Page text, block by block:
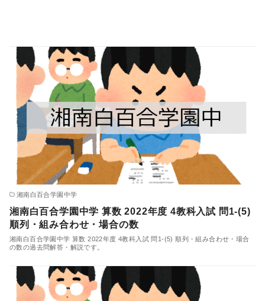
湘南白百合学園中学
湘南白百合学園中学 算数 2022年度 4教科入試 問1-(5)
順列・組み合わせ・場合の数
湘南白百合学園中学 算数 2022年度 4教科入試 問1-(5) 順列・組み合わせ・場合
の数の過去問解答・解説です。